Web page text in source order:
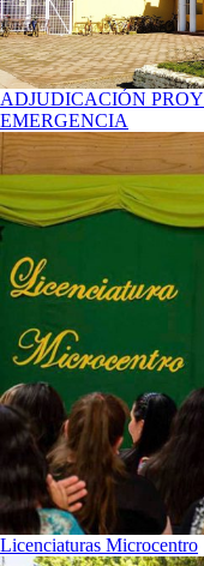
ADJUDICACIÓN
EMERGENCIA
Licenciaturas Microcentro